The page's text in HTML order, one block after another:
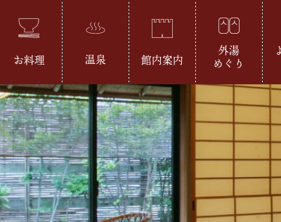
お料理 温泉 館内案内
外湯
めぐり